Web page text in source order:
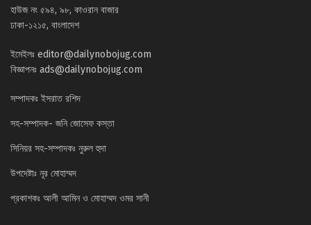
হাউজ নং ৫৯৪, ৯৮, কাওরান বাজার
ঢাকা-১২১৫, বাংলাদেশ
ইমেইলঃ editor@dailynobojug.com
বিজ্ঞাপনঃ ads@dailynobojug.com
সম্পাদকঃ ইসরাত রশিদ
সহ-সম্পাদক- জনি জোসেফ কস্তা
সিনিয়র সহ-সম্পাদকঃ নুরুল হুদা
উপদেষ্টাঃ নূর মোহাম্মদ
প্রকাশকঃ আলী আমিন ও মোহাম্মদ ওমর সানী